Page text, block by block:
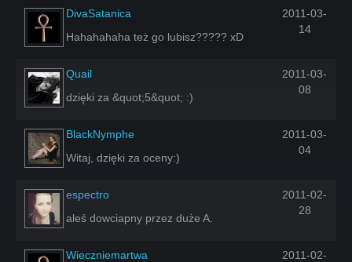
DivaSatanica
Hahahahaha też go lubisz????? xD
2011-03-
14
Quail
dzięki za &quot;5&quot; :)
2011-03-
08
BlackNymphe
Witaj, dzięki za oceny:)
2011-03-
04
espectro
aleś dowciapny przez duże A.
2011-02-
28
Wieczniemartwa
2011-02-